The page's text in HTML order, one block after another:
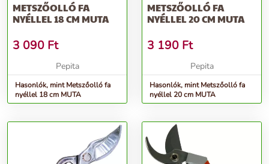
METSZŐOLLÓ FA
NYÉLLEL 18 CM MUTA
3 090 Ft
Pepita
Hasonlók, mint Metszőolló fa
nyéllel 18 cm MUTA
METSZŐOLLÓ FA
NYÉLLEL 20 CM MUTA
3 190 Ft
Pepita
Hasonlók, mint Metszőolló fa
nyéllel 20 cm MUTA